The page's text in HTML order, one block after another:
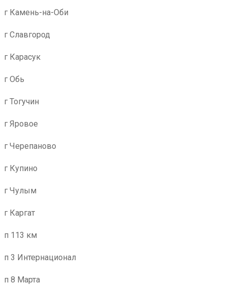
г Камень-на-Оби
г Славгород
г Карасук
г Обь
г Тогучин
г Яровое
г Черепаново
г Купино
г Чулым
г Каргат
п 113 км
п 3 Интернационал
п 8 Марта